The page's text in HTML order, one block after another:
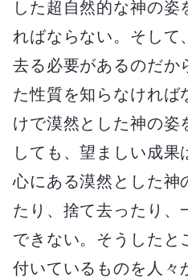
した超自然的な神の
ればならない。そして
去る必要があるのだか
た性質を知らなければ
けで漠然とした神の姿
しても、望ましい成
心にある漠然とした神
たり、捨て去ったり、
できない。そうしたと
付いているものを人々